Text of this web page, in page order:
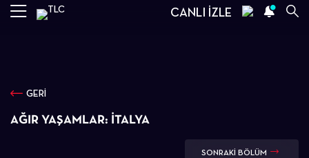
CANLI İZLE
GERİ
AĞIR YAŞAMLAR: İTALYA
SONRAKİ BÖLÜM